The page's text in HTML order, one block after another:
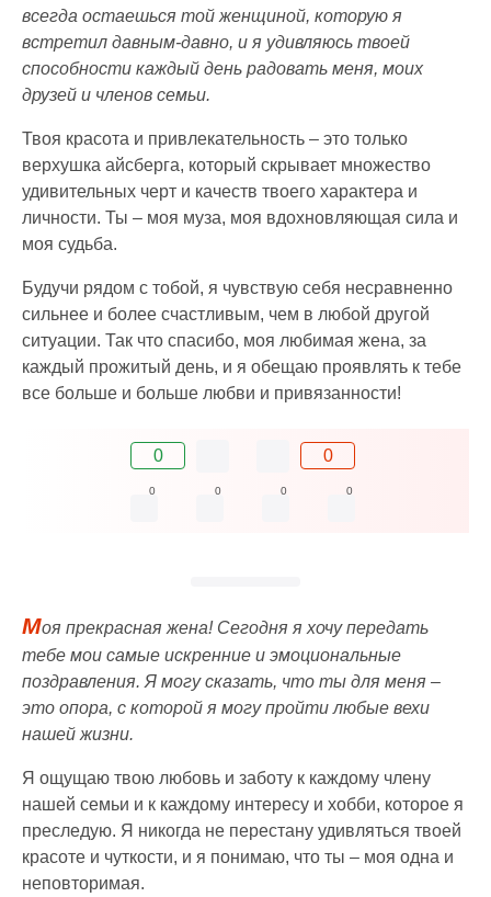
всегда остаешься той женщиной, которую я
встретил давным-давно, и я удивляюсь твоей
способности каждый день радовать меня, моих
друзей и членов семьи.
Твоя красота и привлекательность – это только
верхушка айсберга, который скрывает множество
удивительных черт и качеств твоего характера и
личности. Ты – моя муза, моя вдохновляющая сила и
моя судьба.
Будучи рядом с тобой, я чувствую себя несравненно
сильнее и более счастливым, чем в любой другой
ситуации. Так что спасибо, моя любимая жена, за
каждый прожитый день, и я обещаю проявлять к тебе
все больше и больше любви и привязанности!
0 0
0 0 0 0
Моя прекрасная жена! Сегодня я хочу передать
тебе мои самые искренние и эмоциональные
поздравления. Я могу сказать, что ты для меня –
это опора, с которой я могу пройти любые вехи
нашей жизни.
Я ощущаю твою любовь и заботу к каждому члену
нашей семьи и к каждому интересу и хобби, которое я
преследую. Я никогда не перестану удивляться твоей
красоте и чуткости, и я понимаю, что ты – моя одна и
неповторимая.